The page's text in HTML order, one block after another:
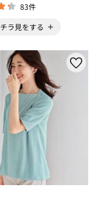
83件
チラ見をする